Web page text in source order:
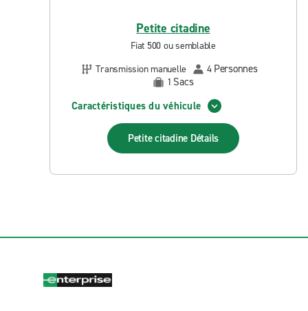
Petite citadine
Fiat 500 ou semblable
Transmission manuelle
4 Personnes
1 Sacs
Caractéristiques du véhicule
Petite citadine Détails